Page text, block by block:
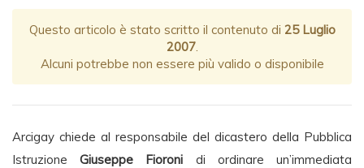
Questo articolo è stato scritto il contenuto di 25 Luglio
2007.
Alcuni potrebbe non essere più valido o disponibile
Arcigay chiede al responsabile del dicastero della Pubblica
IstruzioneGiuseppe Fioroni di ordinare un’immediata